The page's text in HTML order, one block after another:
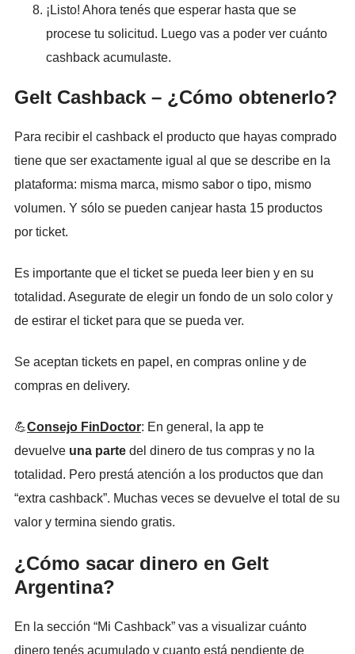
¡Listo! Ahora tenés que esperar hasta que se
procese tu solicitud. Luego vas a poder ver cuánto
cashback acumulaste.
Gelt Cashback – ¿Cómo obtenerlo?
Para recibir el cashback el producto que hayas comprado
tiene que ser exactamente igual al que se describe en la
plataforma: misma marca, mismo sabor o tipo, mismo
volumen. Y sólo se pueden canjear hasta 15 productos
por ticket.
Es importante que el ticket se pueda leer bien y en su
totalidad. Asegurate de elegir un fondo de un solo color y
de estirar el ticket para que se pueda ver.
Se aceptan tickets en papel, en compras online y de
compras en delivery.
💪Consejo FinDoctor: En general, la app te
devuelve una parte del dinero de tus compras y no la
totalidad. Pero prestá atención a los productos que dan
“extra cashback”. Muchas veces se devuelve el total de su
valor y termina siendo gratis.
¿Cómo sacar dinero en Gelt
Argentina?
En la sección “Mi Cashback” vas a visualizar cuánto
dinero tenés acumulado y cuanto está pendiente de